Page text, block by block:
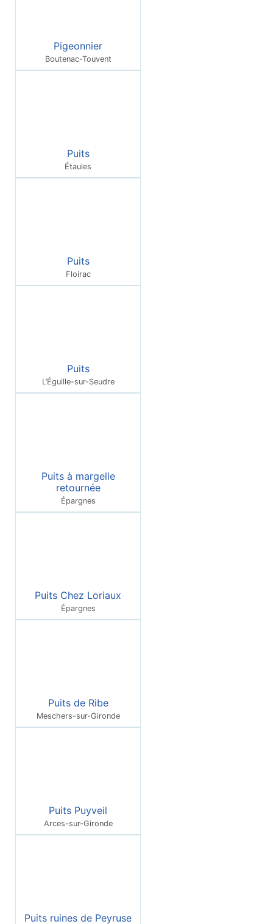
Pigeonnier
Boutenac-Touvent
Puits
Étaules
Puits
Floirac
Puits
L’Éguille-sur-Seudre
Puits à margelle
retournée
Épargnes
Puits Chez Loriaux
Épargnes
Puits de Ribe
Meschers-sur-Gironde
Puits Puyveil
Arces-sur-Gironde
Puits ruines de Peyruse